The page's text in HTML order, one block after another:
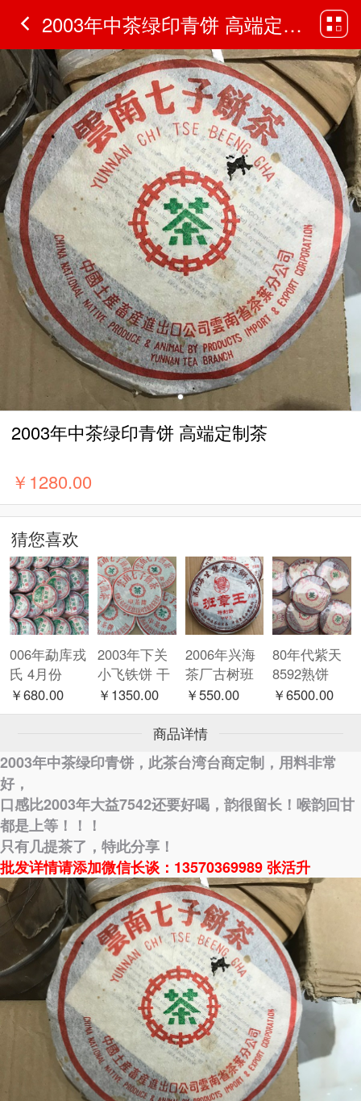
2003年中茶绿印青饼 高端定制茶 - 2003年
2003年中茶绿印青饼 高端定制茶
￥ 1280.00
猜您喜欢
006年勐库戎
氏 4月份
【冰岛母树
茶】 春母
￥680.00
2003年下关
小飞铁饼 干
仓！
￥1350.00
2006年兴海
茶厂古树班
章王熟
￥550.00
80年代紫天
8592熟饼
￥6500.00
商品详情
2003年中茶绿印青饼，此茶台湾台商定制，用料非常
好，
口感比2003年大益7542还要好喝，韵很留长！喉韵回甘
都是上等！！！
只有几提茶了，特此分享！
批发详情请添加微信长谈：13570369989 张活升